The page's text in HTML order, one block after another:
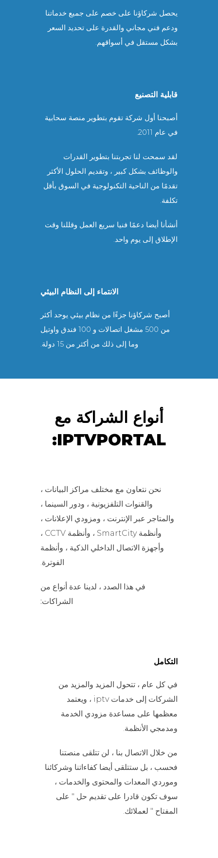
الانتماء إلى النظام البيئي
أصبح شركاؤنا جزءًا من نظام بيئي يوحد أكثر
من 500 مشغل اتصالات و 100 فندق واوتيل
وما إلى ذلك من أكثر من 15 دولة.
قابلية التصنيع
أصبحنا أول شركة تقوم بتطوير منصة سحابية
في عام 2011.
لقد سمحت لنا تجربتنا بتطوير القدرات
والوظائف بشكل كبير ، وتقديم الحلول الأكثر
تقدمًا من الناحية التكنولوجية في السوق بأقل
تكلفة.
أنشأنا أيضا دعمًا فنيا سريع العمل وقللنا وقت
الإطلاق إلى يوم واحد.
يحصل شركاؤنا على خصم على جميع خدماتنا
ودعم فني مجاني والقدرة على تحديد السعر
بشكل مستقل في أسواقهم.
أنواع الشراكة مع
IPTVPORTAL:
نحن نتعاون مع مختلف مراكز البيانات ،
والقنوات التلفزيونية ، ودور السينما ،
والمتاجر عبر الإنترنت ، ومزودي الإعلانات ،
وأنظمة SmartCity ، وأنظمة CCTV ،
وأجهزة الاتصال الداخلي الذكية ، وأنظمة
الفوترة.
في هذا الصدد ، لدينا عدة أنواع من
الشراكات:
التكامل
في كل عام ، تتحول المزيد والمزيد من
الشركات إلى خدمات iptv ، ويعتمد
معظمها على مساعدة مزودي الخدمة
ومدمجي الأنظمة.
من خلال الاتصال بنا ، لن تتلقى منصتنا
فحسب ، بل ستتلقى أيضا كفاءاتنا وشركائنا
وموردي المعدات والمحتوى والخدمات ،
سوف تكون قادرا على تقديم حل " على
المفتاح " لعملائك.